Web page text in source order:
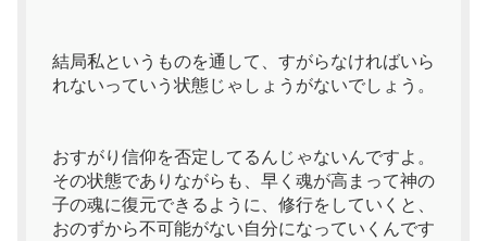
結局私というものを通して、すがらなければいら
れないっていう状態じゃしょうがないでしょう。
おすがり信仰を否定してるんじゃないんですよ。
その状態でありながらも、早く魂が高まって神の
子の魂に復元できるように、修行をしていくと、
おのずから不可能がない自分になっていくんです